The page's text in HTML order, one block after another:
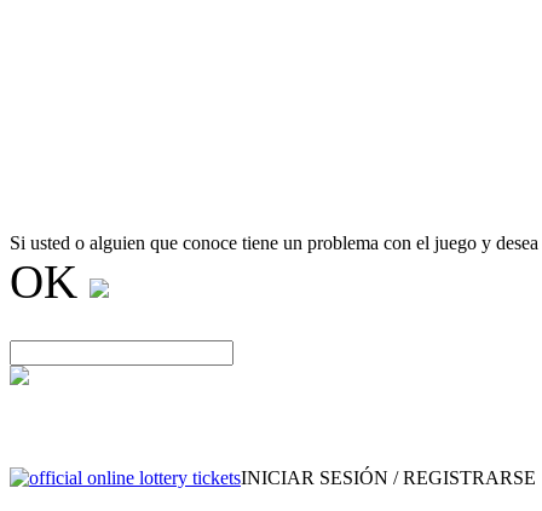
Si usted o alguien que conoce tiene un problema con el juego y
OK
INICIAR SESIÓN / REGISTRARSE